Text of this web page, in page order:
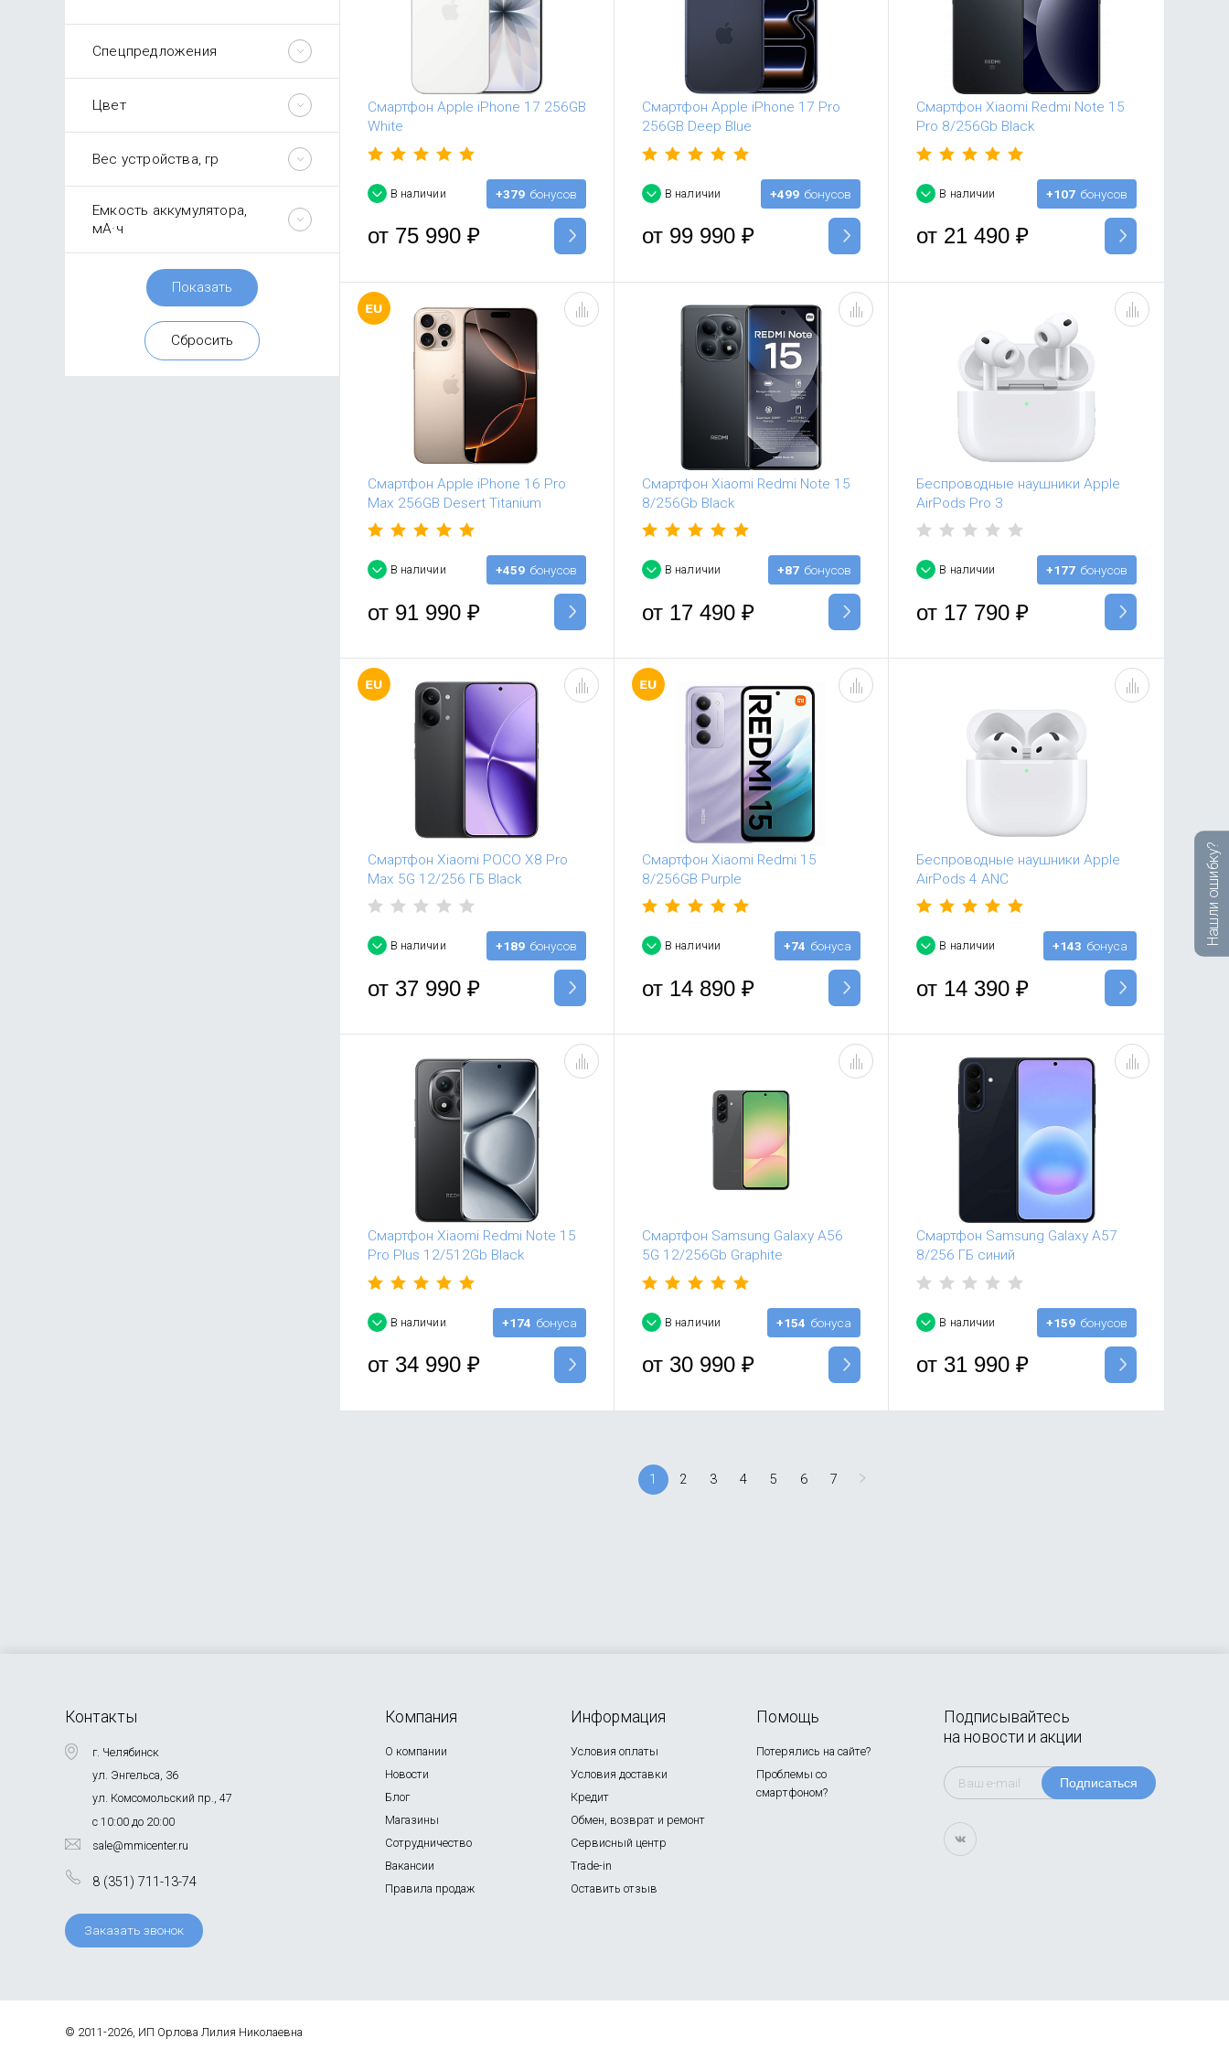
Спецпредложения
Цвет
Вес устройства, гр
Емкость аккумулятора,
мА·ч
Смартфон Apple iPhone 17 256GB
White
В наличии +379 бонусов
от75 990 ₽
Смартфон Apple iPhone 17 Pro
256GB Deep Blue
В наличии +499 бонусов
от99 990 ₽
Смартфон Xiaomi Redmi Note 15
Pro 8/256Gb Black
В наличии +107 бонусов
от 21 490₽
Смартфон Apple iPhone 16 Pro
Max 256GB Desert Titanium
В наличии +459 бонусов
от91 990 ₽
Смартфон Xiaomi Redmi Note 15
8/256Gb Black
В наличии +87 бонусов
от17 490 ₽
Беспроводные наушники Apple
AirPods Pro 3
В наличии +177 бонусов
от 17 790₽
Смартфон Xiaomi POCO X8 Pro
Max 5G 12/256 ГБ Black
В наличии +189 бонусов
от37 990 ₽
Смартфон Xiaomi Redmi 15
8/256GB Purple
В наличии +74 бонуса
от14 890 ₽
Беспроводные наушники Apple
AirPods 4 ANC
В наличии +143 бонуса
от 14 390₽
Смартфон Xiaomi Redmi Note 15
Pro Plus 12/512Gb Black
В наличии +174 бонуса
от34 990 ₽
Смартфон Samsung Galaxy A56
5G 12/256Gb Graphite
В наличии +154 бонуса
от30 990 ₽
Смартфон Samsung Galaxy A57
8/256 ГБ синий
В наличии +159 бонусов
от 31 990₽
1 2 3 4 5 6 7
Контакты
г. Челябинск
ул. Энгельса, 36
ул. Комсомольский пр., 47
с 10:00 до 20:00
sale@mmicenter.ru
8 (351) 711-13-74
Заказать звонок
Компания
О компании
Новости
Блог
Магазины
Сотрудничество
Вакансии
Правила продаж
Информация
Условия оплаты
Условия доставки
Кредит
Обмен, возврат и ремонт
Сервисный центр
Trade-in
Оставить отзыв
Помощь
Потерялись на сайте?
Проблемы со
смартфоном?
Подписывайтесь
на новости и акции
Подписаться
© 2011-2026, ИП Орлова Лилия Николаевна
Нашли ошибку?